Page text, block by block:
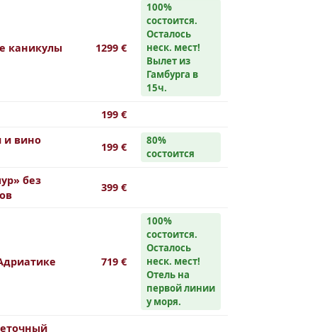
каникулы 1299 €
100%
cостоится.
Осталось
неск. мест!
Вылет из
Гамбурга в
15ч.
199 €
и вино
199 €
80%
состоится
без
399 €
719 €
100%
cостоится.
Осталось
неск. мест!
Отель на
первой линии
у моря.